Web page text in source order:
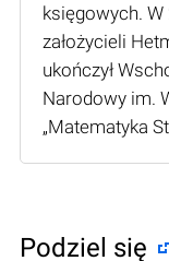
księgowych. W
założycieli
ukończył
Narodowy im.
„Matematyka
Podziel się